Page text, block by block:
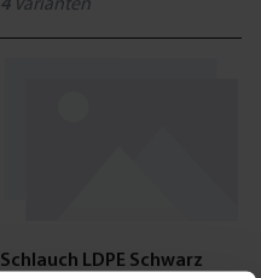
4 Varianten
Schlauch LDPE Schwarz